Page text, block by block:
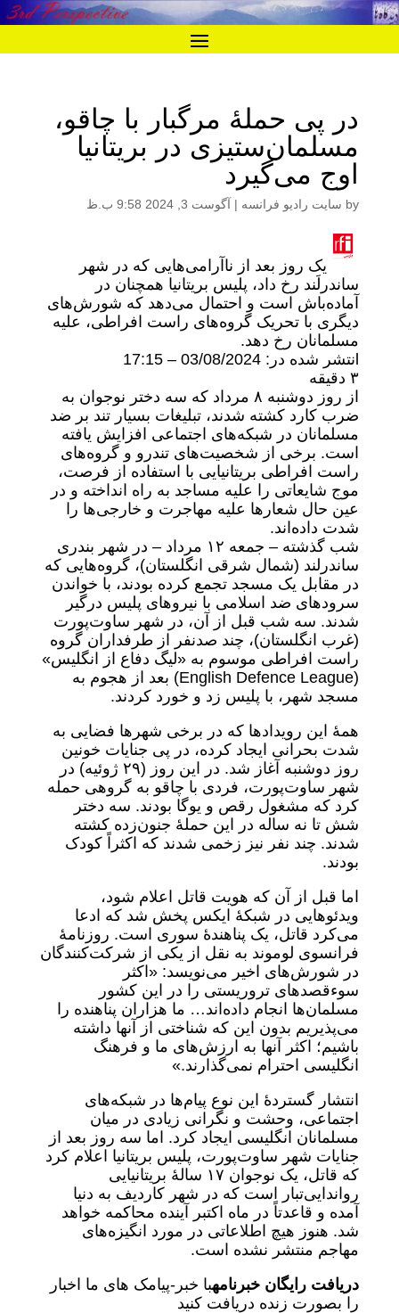
در پی حملۀ مرگبار با چاقو،
مسلمان‌ستیزی در بریتانیا
اوج می‌گیرد
by سایت رادیو فرانسه | آگوست 3, 2024 9:58 ب.ظ
یک روز بعد از ناآرامی‌هایی که در شهر
ساندرلَند رخ داد، پلیس بریتانیا همچنان در
آماده‌باش است و احتمال می‌دهد که شورش‌های
دیگری با تحریک گروه‌های راست افراطی، علیه
مسلمانان رخ دهد.
03/08/2024 – 17:15
۳ دقیقه
از روز دوشنبه ٨ مرداد که سه دختر نوجوان به
ضرب کارد کشته شدند، تبلیغات بسیار تند بر ضد
مسلمانان در شبکه‌های اجتماعی افزایش یافته
است. برخی از شخصیت‌های تندرو و گروه‌های
راست افراطی بریتانیایی با استفاده از فرصت،
موج شایعاتی را علیه مساجد به راه انداخته و در
عین حال شعارها علیه مهاجرت و خارجی‌ها را
شدت داده‌اند.
شب گذشته – جمعه‌ ۱۲ مرداد – در شهر بندری
ساندرلند (شمال شرقی انگلستان)، گروه‌هایی که
در مقابل یک مسجد تجمع کرده بودند، با خواندن
سرودهای ضد اسلامی با نیروهای پلیس درگیر
شدند. سه شب قبل از آن، در شهر ساوت‌پورت
(غرب انگلستان)، چند صدنفر از طرفداران گروه
راست افراطی موسوم به «لیگ دفاع از انگلیس»
(English Defence League) بعد از هجوم به
مسجد شهر، با پلیس زد و خورد کردند.
همۀ این رویدادها که در برخی شهرها فضایی به
شدت بحرانی ایجاد کرده، در پی جنایات خونین
روز دوشنبه آغاز شد. در این روز (۲٩ ژوئیه) در
شهر ساوت‌پورت، فردی با چاقو به گروهی حمله
کرد که مشغول رقص و یوگا بودند. سه دختر
شش تا نه ساله در این حملۀ جنون‌زده کشته
شدند. چند نفر نیز زخمی شدند که اکثراً کودک
بودند.
اما قبل از آن که هویت قاتل اعلام شود،
ویدئوهایی در شبکۀ ایکس پخش شد که ادعا
می‌کرد قاتل، یک پناهندۀ سوری است. روزنامۀ
فرانسوی لوموند به نقل از یکی از شرکت‌کنندگان
در شورش‌های اخیر می‌نویسد: «اکثر
سوءقصدهای تروریستی را در این کشور
مسلمان‌ها انجام داده‌اند… ما هزاران پناهنده را
می‌پذیریم بدون این که شناختی از آنها داشته
باشیم؛ اکثر آنها به ارزش‌های ما و فرهنگ
انگلیسی احترام نمی‌گذارند.»
انتشار گستردۀ این نوع پیام‌ها در شبکه‌های
اجتماعی، وحشت و نگرانی زیادی در میان
مسلمانان انگلیسی ایجاد کرد. اما سه روز بعد از
جنایات شهر ساوت‌پورت، پلیس بریتانیا اعلام کرد
که قاتل، یک نوجوان ۱۷ سالۀ بریتانیایی
رواندایی‌تبار است که در شهر کاردیف به دنیا
آمده و قاعدتاً در ماه اکتبر آینده محاکمه خواهد
شد. هنوز هیچ اطلاعاتی در مورد انگیزه‌های
مهاجم منتشر نشده است.
دریافت رایگان خبرنامهبا خبر-پیامک های ما اخبار
را بصورت زنده دریافت کنید